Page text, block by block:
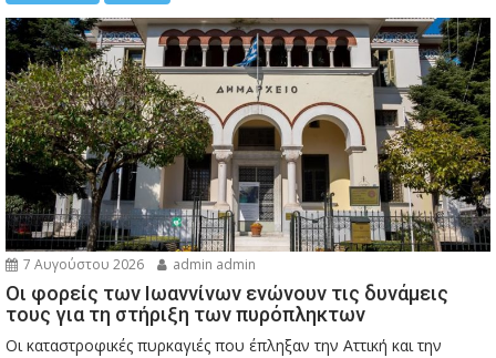
7 Αυγούστου 2026 admin admin
Οι φορείς των Ιωαννίνων ενώνουν τις δυνάμεις
τους για τη στήριξη των πυρόπληκτων
Οι καταστροφικές πυρκαγιές που έπληξαν την Αττική και την